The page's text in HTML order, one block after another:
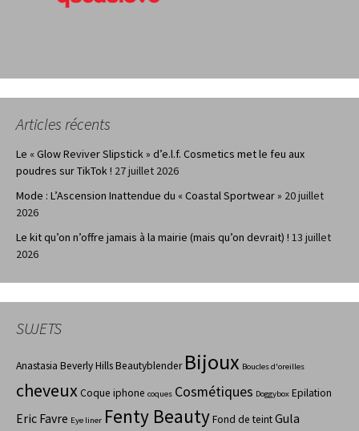
Articles récents
Le « Glow Reviver Slipstick » d’e.l.f. Cosmetics met le feu aux
poudres sur TikTok ! 27 juillet 2026
Mode : L’Ascension Inattendue du « Coastal Sportwear » 20 juillet
2026
Le kit qu’on n’offre jamais à la mairie (mais qu’on devrait) ! 13 juillet
2026
SUJETS
Anastasia Beverly HillsBeautyblender Bijoux Boucles d'oreilles
cheveuxCoque iphone coques Cosmétiques Doggybox Epilation
Eric Favre Eye liner Fenty BeautyFond de teintGula